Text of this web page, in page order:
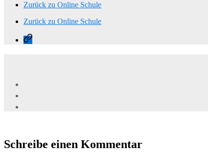
Zurück zu Online Schule
Zurück zu Online Schule
Zurück
zu
Schreibe einen Kommentar